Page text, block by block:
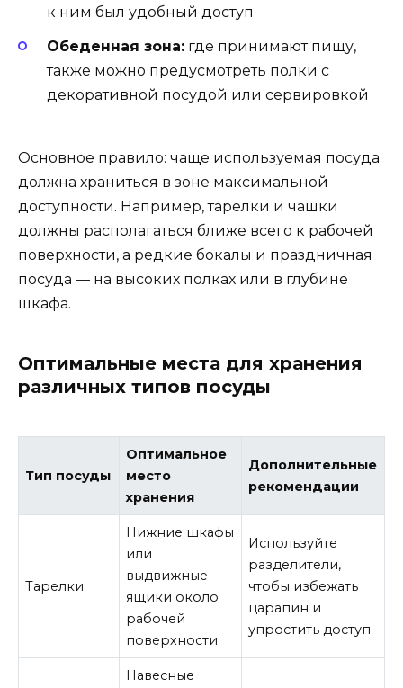
к ним был удобный доступ
Обеденная зона: где принимают пищу,
также можно предусмотреть полки с
декоративной посудой или сервировкой
Основное правило: чаще используемая посуда
должна храниться в зоне максимальной
доступности. Например, тарелки и чашки
должны располагаться ближе всего к рабочей
поверхности, а редкие бокалы и праздничная
посуда — на высоких полках или в глубине
шкафа.
Оптимальные места для хранения
различных типов посуды
Тип посуды
Оптимальное
место
хранения
Дополнительные
рекомендации
Тарелки
Нижние шкафы
или
выдвижные
ящики около
рабочей
поверхности
Используйте
разделители,
чтобы избежать
царапин и
упростить доступ
Навесные